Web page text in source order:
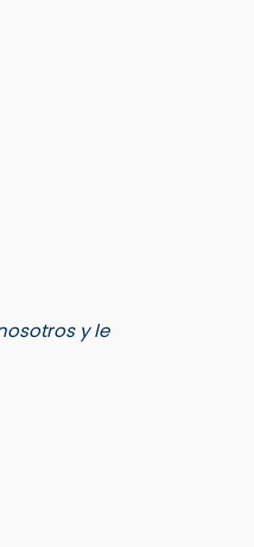
y le